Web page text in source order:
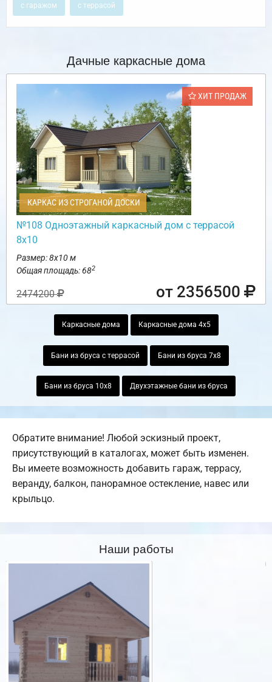
с гаражом с террасой
Дачные каркасные дома
ХИТ ПРОДАЖ
КАРКАС ИЗ СТРОГАНОЙ ДОСКИ
№108 Одноэтажный каркасный дом с террасой
8х10
Размер: 8х10 м
Общая площадь: 682
2474200 от 2356500
Каркасные дома Каркасные дома 4х5
Бани из бруса с террасой Бани из бруса 7х8
Бани из бруса 10х8 Двухэтажные бани из бруса
Обратите внимание! Любой эскизный проект,
присутствующий в каталогах, может быть изменен.
Вы имеете возможность добавить гараж, террасу,
веранду, балкон, панорамное остекление, навес или
крыльцо.
Наши работы